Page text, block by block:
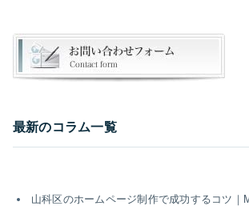
最新のコラム一覧
山科区のホームページ制作で成功するコツ｜